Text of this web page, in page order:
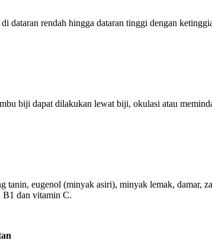
dataran rendah hingga dataran tinggi dengan
biji dapat dilakukan lewat biji, okulasi atau
tanin, eugenol (minyak asiri), minyak lemak, damar,
dan vitamin C.